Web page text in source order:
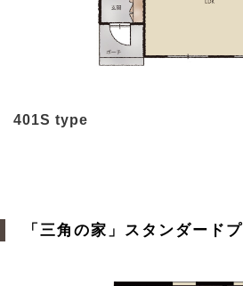
401S type
「三角の家」スタンダード